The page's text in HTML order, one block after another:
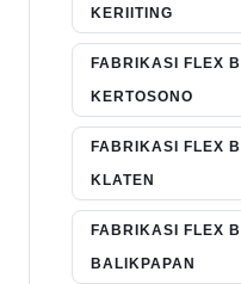
KERIITING
FABRIKASI FLEX
KERTOSONO
FABRIKASI FLEX
KLATEN
FABRIKASI FLEX
BALIKPAPAN